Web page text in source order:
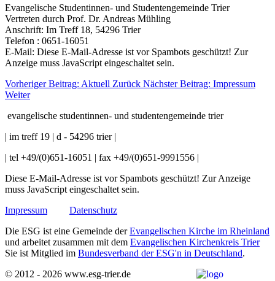
Evangelische Studentinnen- und Studentengemeinde Trier
Vertreten durch Prof. Dr. Andreas Mühling
Anschrift: Im Treff 18, 54296 Trier
Telefon : 0651-16051
E-Mail: Diese E-Mail-Adresse ist vor Spambots geschützt! Zur
Anzeige muss JavaScript eingeschaltet sein.
Vorheriger Beitrag: Aktuell Zurück Nächster Beitrag: Impressum
Weiter
evangelische studentinnen- und studentengemeinde trier
| im treff 19 | d - 54296 trier |
| tel +49/(0)651-16051 | fax +49/(0)651-9991556 |
Diese E-Mail-Adresse ist vor Spambots geschützt! Zur Anzeige
muss JavaScript eingeschaltet sein.
Impressum
Datenschutz
Die ESG ist eine Gemeinde derEvangelischen Kirche im Rheinland
und arbeitet zusammen mit dem Evangelischen Kirchenkreis Trier
Sie ist Mitglied im Bundesverband der ESG'n in Deutschland.
© 2012 - 2026 www.esg-trier.de